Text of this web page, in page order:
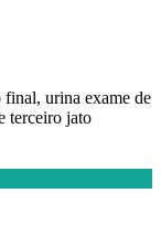
urina exame de
terceiro jato